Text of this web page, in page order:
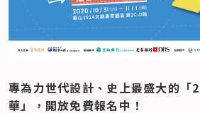
專為力世代設計、史上最盛大的「
華」，開放免費報名中！